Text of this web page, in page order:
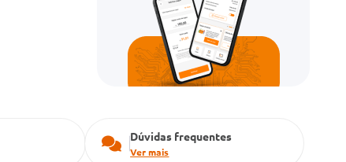
Dúvidas frequentes
Ver mais